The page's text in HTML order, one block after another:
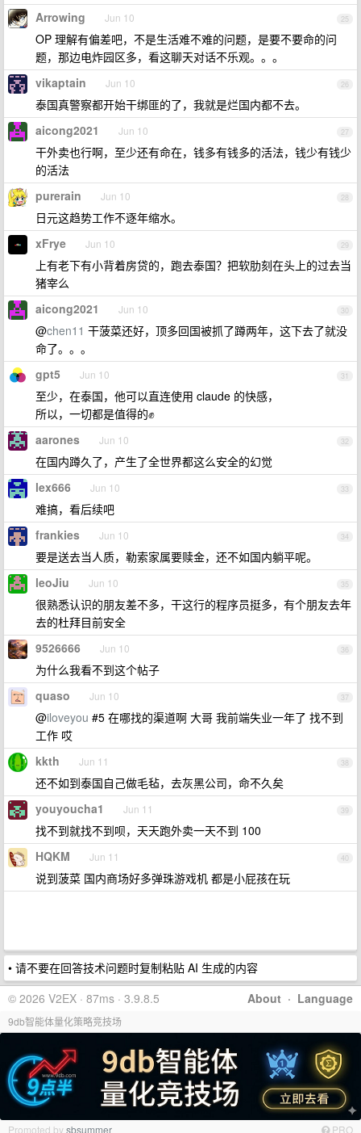
25
Arrowing Jun 10
OP 理解有偏差吧，不是生活难不难的问题，是要不要命的问
题，那边电炸园区多，看这聊天对话不乐观。。。
26
vikaptain Jun 10
泰国真警察都开始干绑匪的了，我就是烂国内都不去。
27
aicong2021 Jun 10
干外卖也行啊，至少还有命在，钱多有钱多的活法，钱少有钱少
的活法
28
purerain Jun 10
日元这趋势工作不逐年缩水。
29
xFrye Jun 10
上有老下有小背着房贷的，跑去泰国？把软肋刻在头上的过去当
猪宰么
30
aicong2021 Jun 10
@chen11 干菠菜还好，顶多回国被抓了蹲两年，这下去了就没
命了。。。
31
gpt5 Jun 10
至少，在泰国，他可以直连使用 claude 的快感，
所以，一切都是值得的✊
32
aarones Jun 10
在国内蹲久了，产生了全世界都这么安全的幻觉
33
lex666 Jun 10
难搞，看后续吧
34
frankies Jun 10
要是送去当人质，勒索家属要赎金，还不如国内躺平呢。
35
leoJiu Jun 10
很熟悉认识的朋友差不多，干这行的程序员挺多，有个朋友去年
去的杜拜目前安全
36
9526666 Jun 10
为什么我看不到这个帖子
37
quaso Jun 10
@iloveyou #5 在哪找的渠道啊 大哥 我前端失业一年了 找不到
工作 哎
38
kkth Jun 11
还不如到泰国自己做毛毡，去灰黑公司，命不久矣
39
youyoucha1 Jun 11
找不到就找不到呗，天天跑外卖一天不到 100
40
HQKM Jun 11
说到菠菜 国内商场好多弹珠游戏机 都是小屁孩在玩
• 请不要在回答技术问题时复制粘贴 AI 生成的内容
About · Language
© 2026 V2EX · 87ms · 3.9.8.5
9db智能体量化策略竞技场
Promoted bysbsummer PRO